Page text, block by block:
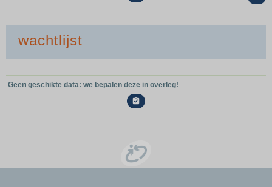
wachtlijst
Geen geschikte data: we bepalen deze in overleg!
